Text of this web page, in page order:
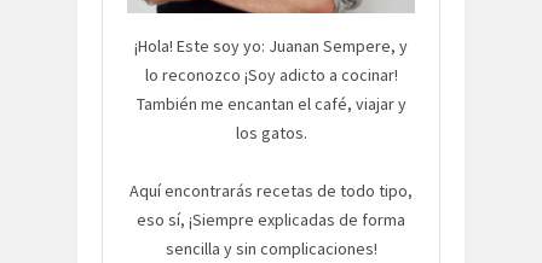
¡Hola! Este soy yo: Juanan Sempere, y
lo reconozco ¡Soy adicto a cocinar!
También me encantan el café, viajar y
los gatos.
Aquí encontrarás recetas de todo tipo,
eso sí, ¡Siempre explicadas de forma
sencilla y sin complicaciones!